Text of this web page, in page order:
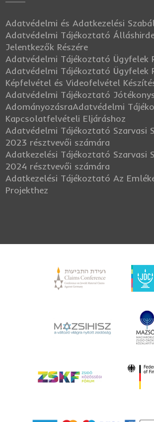
Adatvédelmi és Adatkezelési
Adatvédelmi Tájékoztató
Jelentkezők Részére
Adatvédelmi Tájékoztató Ügyfelek
Adatvédelmi Tájékoztató Ügyfelek
Képfelvétel és Videofelvétel
Adatvédelmi Tájékoztató
AdományozásraAdatvédelmi
Kapcsolatfelvételi Eljáráshoz
Adatvédelmi Tájékoztató Szarvasi
2023 résztvevői számára
Adatkezelési Tájékoztató Szarvasi
2024 résztvevői számára
Adatkezelési Tájékoztató Az
Projekthez